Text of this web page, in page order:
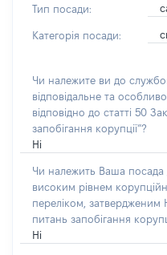
Тип посади:
Категорія посади:
Чи належите ви до
відповідальне та
відповідно до статті 50
запобігання корупції”?
Ні
Чи належить Ваша посада
високим рівнем
переліком, затвердженим
питань запобігання
Ні